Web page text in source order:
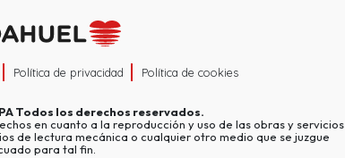
Política de privacidad Política de cookies
Todos los derechos reservados.
en cuanto a la reproducción y uso de las obras y servicios
de lectura mecánica o cualquier otro medio que se juzgue
para tal fin.